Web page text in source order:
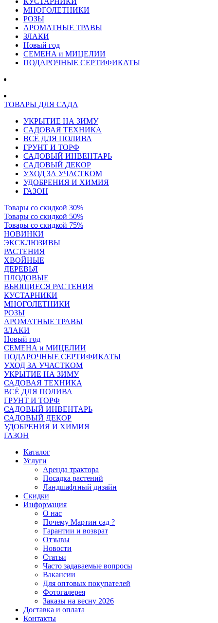
МНОГОЛЕТНИКИ
РОЗЫ
АРОМАТНЫЕ ТРАВЫ
ЗЛАКИ
Новый год
СЕМЕНА и МИЦЕЛИИ
ПОДАРОЧНЫЕ СЕРТИФИКАТЫ
ТОВАРЫ ДЛЯ САДА
УКРЫТИЕ НА ЗИМУ
САДОВАЯ ТЕХНИКА
ВСЁ ДЛЯ ПОЛИВА
ГРУНТ И ТОРФ
САДОВЫЙ ИНВЕНТАРЬ
САДОВЫЙ ДЕКОР
УХОД ЗА УЧАСТКОМ
УДОБРЕНИЯ И ХИМИЯ
ГАЗОН
Товары со скидкой 30%
Товары со скидкой 50%
Товары со скидкой 75%
НОВИНКИ
ЭКСКЛЮЗИВЫ
РАСТЕНИЯ
ХВОЙНЫЕ
ДЕРЕВЬЯ
ПЛОДОВЫЕ
ВЬЮЩИЕСЯ РАСТЕНИЯ
КУСТАРНИКИ
МНОГОЛЕТНИКИ
РОЗЫ
АРОМАТНЫЕ ТРАВЫ
ЗЛАКИ
Новый год
СЕМЕНА и МИЦЕЛИИ
ПОДАРОЧНЫЕ СЕРТИФИКАТЫ
УХОД ЗА УЧАСТКОМ
УКРЫТИЕ НА ЗИМУ
САДОВАЯ ТЕХНИКА
ВСЁ ДЛЯ ПОЛИВА
ГРУНТ И ТОРФ
САДОВЫЙ ИНВЕНТАРЬ
САДОВЫЙ ДЕКОР
УДОБРЕНИЯ И ХИМИЯ
ГАЗОН
Каталог
Услуги
Аренда трактора
Посадка растений
Ландшафтный дизайн
Скидки
Информация
О нас
Почему Мартин сад ?
Гарантии и возврат
Отзывы
Новости
Статьи
Часто задаваемые вопросы
Вакансии
Для оптовых покупателей
Фотогалерея
Заказы на весну 2026
Доставка и оплата
Контакты